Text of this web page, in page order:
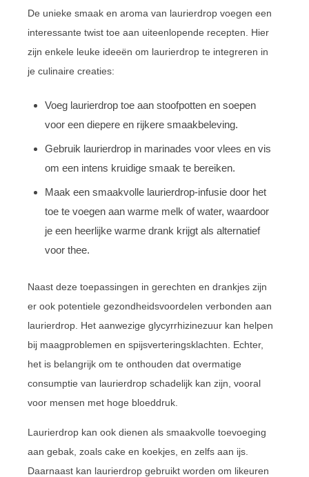
De unieke smaak en aroma van laurierdrop voegen een
interessante twist toe aan uiteenlopende recepten. Hier
zijn enkele leuke ideeën om laurierdrop te integreren in
je culinaire creaties:
Voeg laurierdrop toe aan stoofpotten en soepen
voor een diepere en rijkere smaakbeleving.
Gebruik laurierdrop in marinades voor vlees en vis
om een intens kruidige smaak te bereiken.
Maak een smaakvolle laurierdrop-infusie door het
toe te voegen aan warme melk of water, waardoor
je een heerlijke warme drank krijgt als alternatief
voor thee.
Naast deze toepassingen in gerechten en drankjes zijn
er ook potentiele gezondheidsvoordelen verbonden aan
laurierdrop. Het aanwezige glycyrrhizinezuur kan helpen
bij maagproblemen en spijsverteringsklachten. Echter,
het is belangrijk om te onthouden dat overmatige
consumptie van laurierdrop schadelijk kan zijn, vooral
voor mensen met hoge bloeddruk.
Laurierdrop kan ook dienen als smaakvolle toevoeging
aan gebak, zoals cake en koekjes, en zelfs aan ijs.
Daarnaast kan laurierdrop gebruikt worden om likeuren